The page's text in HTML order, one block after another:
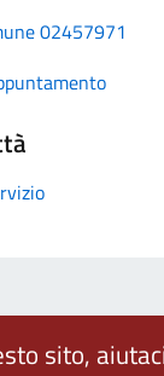
02457971
sito,